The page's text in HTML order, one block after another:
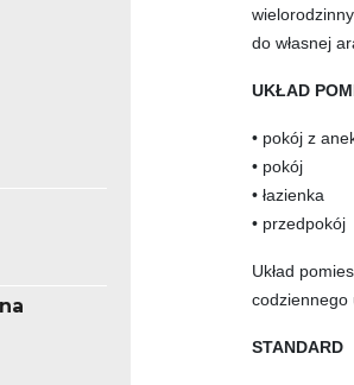
do własnej
UKŁAD
• pokój z
• pokój
• łazienka
• przedpokój
Układ
codziennego
STANDARD